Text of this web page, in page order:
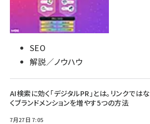
SEO
解説／ノウハウ
AI検索に効く「デジタルPR」とは。リンクではな
くブランドメンションを増やす5つの方法
7月27日 7:05